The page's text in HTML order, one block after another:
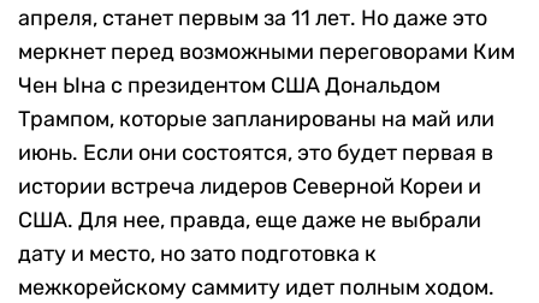
апреля, станет первым за 11 лет. Но даже это
меркнет перед возможными переговорами Ким
Чен Ына с президентом США Дональдом
Трампом, которые запланированы на май или
июнь. Если они состоятся, это будет первая в
истории встреча лидеров Северной Кореи и
США. Для нее, правда, еще даже не выбрали
дату и место, но зато подготовка к
межкорейскому саммиту идет полным ходом.